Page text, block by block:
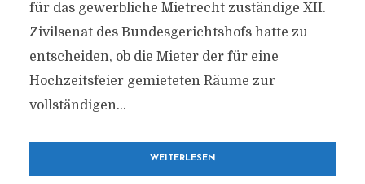
für das gewerbliche Mietrecht zuständige XII.
Zivilsenat des Bundesgerichtshofs hatte zu
entscheiden, ob die Mieter der für eine
Hochzeitsfeier gemieteten Räume zur
vollständigen...
WEITERLESEN